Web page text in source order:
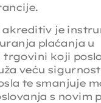
je
plaćanja u
trgovini koji
veću
te smanjuje
s novim